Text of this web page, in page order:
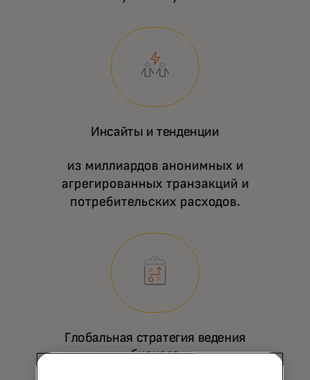
Инсайты и тенденции
из миллиардов анонимных и
агрегированных транзакций и
потребительских расходов.
Глобальная стратегия ведения
бизнеса